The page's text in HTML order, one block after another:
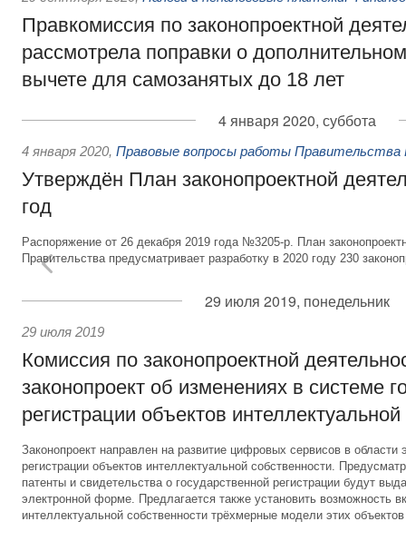
Правкомиссия по законопроектной
рассмотрела поправки о
вычете для самозанятых до 18 лет
4 января 2020, суббота
4 января 2020, Правовые вопросы работы Правительства
Утверждён План законопроектной
год
Распоряжение от 26 декабря 2019 года №3205-р. План
Правительства предусматривает разработку в 2020 году 230
29 июля 2019, понедельник
29 июля 2019
Комиссия по законопроектной
законопроект об изменениях в системе
регистрации объектов
Законопроект направлен на развитие цифровых сервисов в области
регистрации объектов интеллектуальной собственности.
патенты и свидетельства о государственной регистрации будут
электронной форме. Предлагается также установить возможность
интеллектуальной собственности трёхмерные модели этих